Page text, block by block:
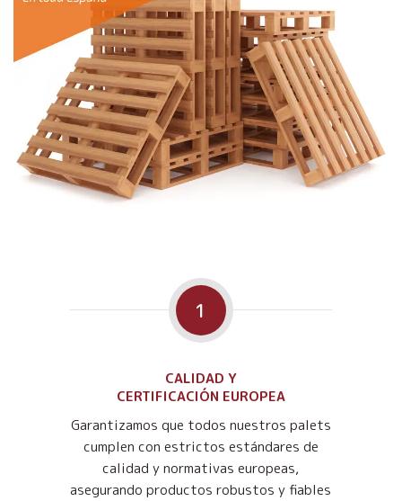
1
CALIDAD Y
CERTIFICACIÓN EUROPEA
Garantizamos que todos nuestros palets
cumplen con estrictos estándares de
calidad y normativas europeas,
asegurando productos robustos y fiables